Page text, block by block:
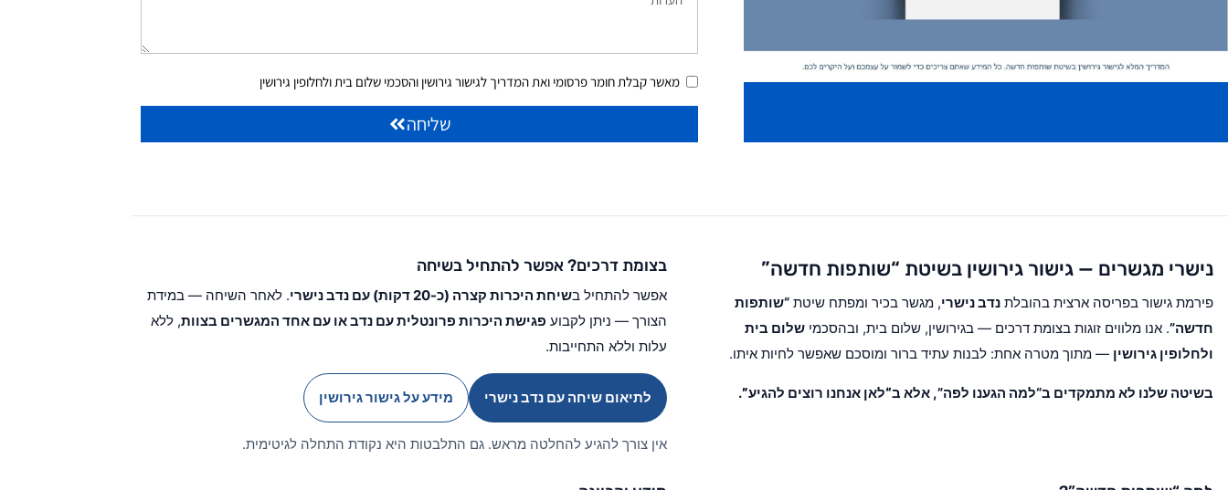
מאשר קבלת חומר פרסומי ואת המדריך לגישור גירושין והסכמי שלום בית ולחלופין גירושין
שליחה
נישרי מגשרים — גישור גירושין בשיטת “שותפות חדשה”
פירמת גישור בפריסה ארצית בהובלת נדב נישרי, מגשר בכיר ומפתח שיטת “שותפות
חדשה”. אנו מלווים זוגות בצומת דרכים — בגירושין, שלום בית, ובהסכמי שלום בית
ולחלופין גירושין — מתוך מטרה אחת: לבנות עתיד ברור ומוסכם שאפשר לחיות איתו.
בשיטה שלנו לא מתמקדים ב“למה הגענו לפה”, אלא ב“לאן אנחנו רוצים להגיע”.
בצומת דרכים? אפשר להתחיל בשיחה
אפשר להתחיל בשיחת היכרות קצרה (כ-20 דקות) עם נדב נישרי
. לאחר השיחה — במידת
הצורך — ניתן לקבוע פגישת היכרות פרונטלית עם נדב או עם אחד המגשרים בצוות, ללא
עלות וללא התחייבות.
לתיאום שיחה עם נדב נישרי מידע על גישור גירושין
אין צורך להגיע להחלטה מראש. גם התלבטות היא נקודת התחלה לגיטימית.